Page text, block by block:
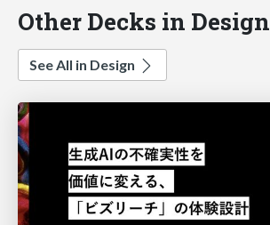
Other Decks in Design
See All in Design